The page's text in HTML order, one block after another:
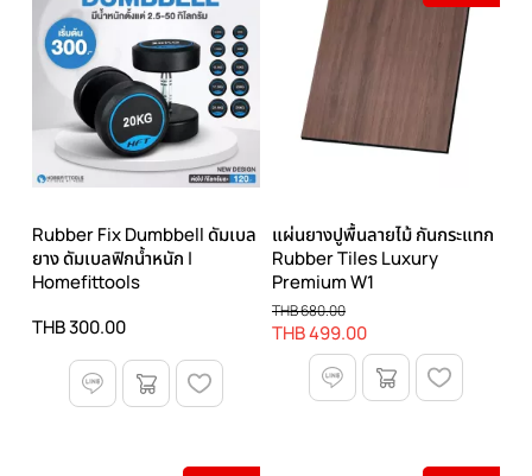
Rubber Fix Dumbbell ดัมเบล
ยาง ดัมเบลฟิกน้ำหนัก |
Homefittools
THB 300.00
แผ่นยางปูพื้นลายไม้ กันกระแทก
Rubber Tiles Luxury
Premium W1
THB 499.00
THB 680.00